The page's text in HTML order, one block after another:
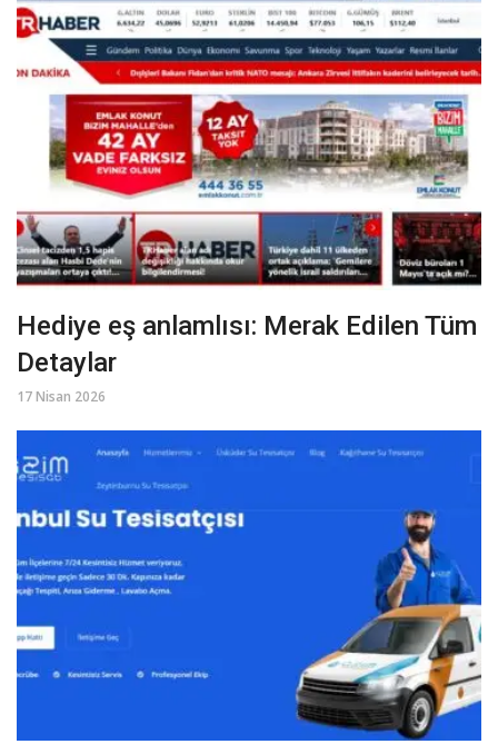
Hediye eş anlamlısı: Merak Edilen Tüm
Detaylar
17 Nisan 2026